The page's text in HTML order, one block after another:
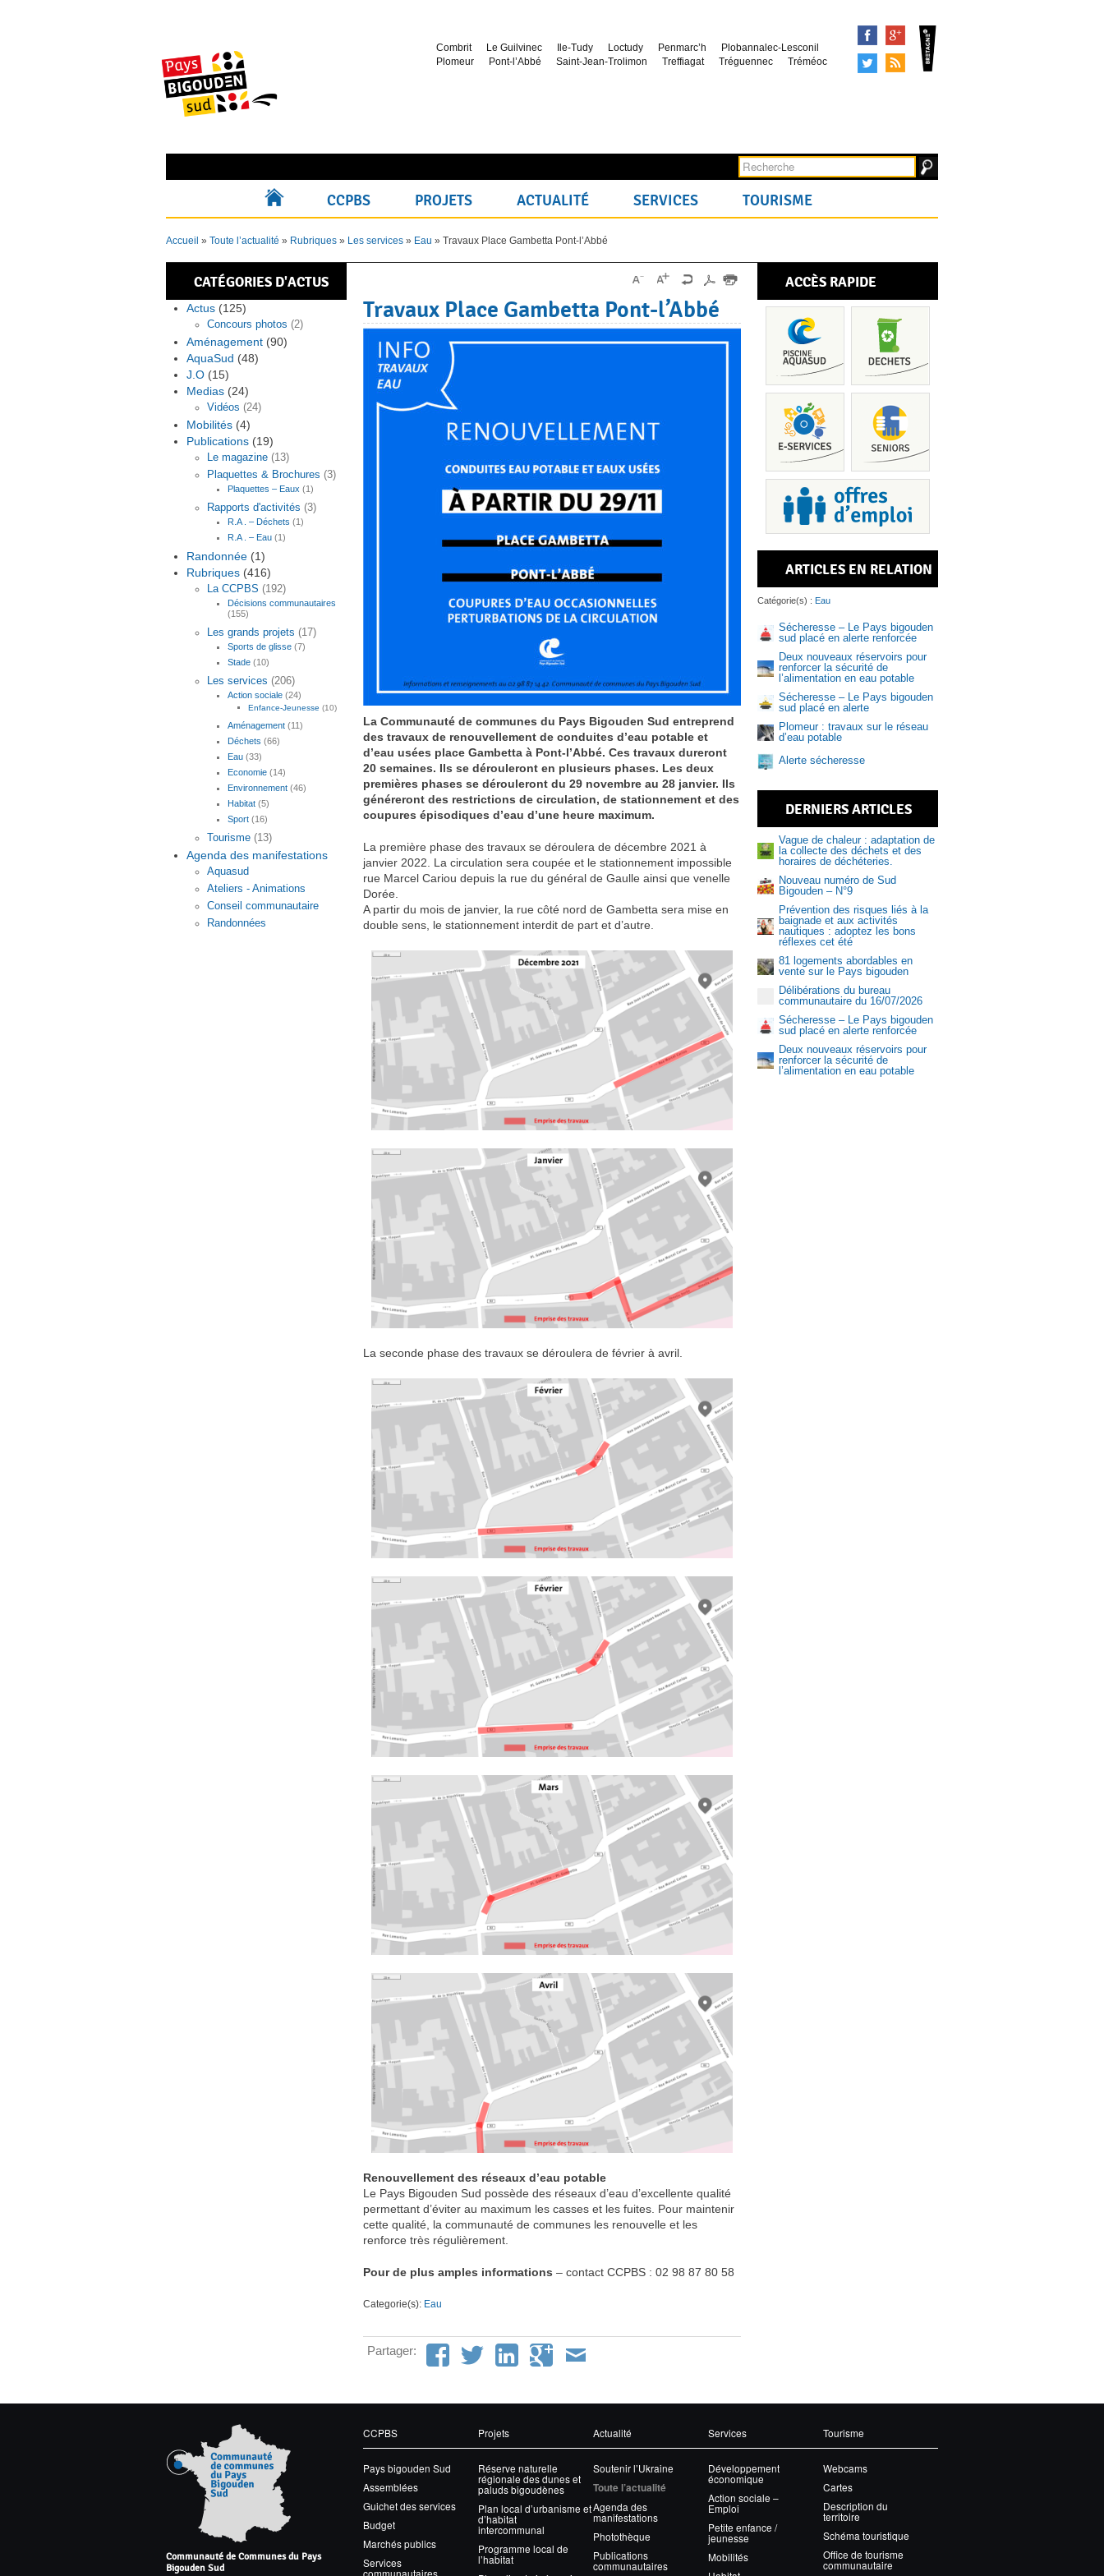
Combrit Le Guilvinec Ile-Tudy Loctudy Penmarc’h
Plobannalec-Lesconil
Plomeur
Pont-l’Abbé Saint-Jean-Trolimon Treffiagat Tréguennec Tréméoc
FacebookGoogle+
TweeterSyndication
CCPBS PROJETS ACTUALITÉ SERVICES TOURISME
Accueil » Toute l’actualité » Rubriques » Les services » Eau » Travaux Place Gambetta Pont-l’Abbé
CATÉGORIES D'ACTUS
Actus (125)
Concours photos (2)
Aménagement (90)
AquaSud (48)
J.O (15)
Medias (24)
Vidéos (24)
Mobilités (4)
Publications (19)
Le magazine (13)
Plaquettes & Brochures (3)
Plaquettes – Eaux (1)
Rapports d'activités (3)
R.A . – Déchets (1)
R.A . – Eau (1)
Randonnée (1)
Rubriques (416)
La CCPBS (192)
Décisions communautaires
(155)
Les grands projets (17)
Sports de glisse (7)
Stade (10)
Les services (206)
Action sociale (24)
Enfance-Jeunesse (10)
Aménagement (11)
Déchets (66)
Eau (33)
Economie (14)
Environnement (46)
Habitat (5)
Sport (16)
Tourisme (13)
Agenda des manifestations
Aquasud
Ateliers - Animations
Conseil communautaire
Randonnées
Travaux Place Gambetta Pont-l’Abbé
La Communauté de communes du Pays Bigouden Sud entreprend
des travaux de renouvellement de conduites d’eau potable et
d’eau usées place Gambetta à Pont-l’Abbé. Ces travaux dureront
20 semaines. Ils se dérouleront en plusieurs phases. Les deux
premières phases se dérouleront du 29 novembre au 28 janvier. Ils
généreront des restrictions de circulation, de stationnement et des
coupures épisodiques d’eau d’une heure maximum.
La première phase des travaux se déroulera de décembre 2021 à
janvier 2022. La circulation sera coupée et le stationnement impossible
rue Marcel Cariou depuis la rue du général de Gaulle ainsi que venelle
Dorée.
A partir du mois de janvier, la rue côté nord de Gambetta sera mise en
double sens, le stationnement interdit de part et d’autre.
La seconde phase des travaux se déroulera de février à avril.
Renouvellement des réseaux d’eau potable
Le Pays Bigouden Sud possède des réseaux d’eau d’excellente qualité
permettant d’éviter au maximum les casses et les fuites. Pour maintenir
cette qualité, la communauté de communes les renouvelle et les
renforce très régulièrement.
Pour de plus amples informations – contact CCPBS : 02 98 87 80 58
Categorie(s): Eau
Partager:
ACCÈS RAPIDE
Aquasud
ARTICLES EN RELATION
Catégorie(s) : Eau
Sécheresse – Le Pays bigouden
sud placé en alerte renforcée
Deux nouveaux réservoirs pour
renforcer la sécurité de
l’alimentation en eau potable
Sécheresse – Le Pays bigouden
sud placé en alerte
Plomeur : travaux sur le réseau
d’eau potable
Alerte sécheresse
DERNIERS ARTICLES
Vague de chaleur : adaptation de
la collecte des déchets et des
horaires de déchéteries.
Nouveau numéro de Sud
Bigouden – N°9
Prévention des risques liés à la
baignade et aux activités
nautiques : adoptez les bons
réflexes cet été
81 logements abordables en
vente sur le Pays bigouden
Délibérations du bureau
communautaire du 16/07/2026
Sécheresse – Le Pays bigouden
sud placé en alerte renforcée
Deux nouveaux réservoirs pour
renforcer la sécurité de
l’alimentation en eau potable
Communauté de Communes du Pays
Bigouden Sud
CCPBS
Pays bigouden Sud
Assemblées
Guichet des services
Budget
Marchés publics
Services
communautaires
Projets
Réserve naturelle
régionale des dunes et
paluds bigoudènes
Plan local d’urbanisme et
d’habitat
intercommunal
Programme local de
l’habitat
Actualité
Soutenir l’Ukraine
Toute l’actualité
Agenda des
manifestations
Photothèque
Publications
communautaires
Services
Développement
économique
Action sociale –
Emploi
Petite enfance /
jeunesse
Mobilités
Tourisme
Webcams
Cartes
Description du
territoire
Schéma touristique
Office de tourisme
communautaire